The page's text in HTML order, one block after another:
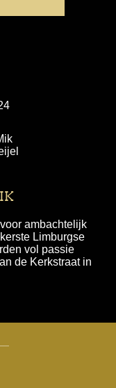
ambachtelijk
Limburgse
vol passie
de Kerkstraat in